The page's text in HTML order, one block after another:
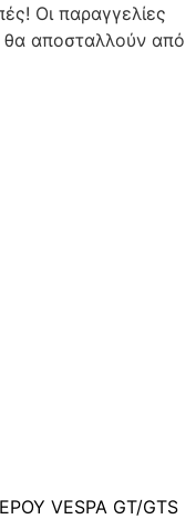
Οι παραγγελίες
αποσταλλούν από
VESPA GT/GTS